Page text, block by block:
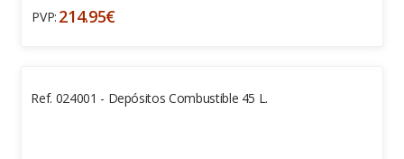
PVP: 214.95€
Ref. 024001 - Depósitos Combustible 45 L.